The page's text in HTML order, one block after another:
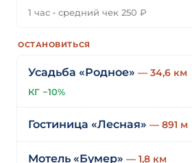
1 час · средний чек 250 ₽
ОСТАНОВИТЬСЯ
Усадьба «Родное» — 34,6 км
КГ −10%
Гостиница «Лесная» — 891 м
Мотель «Бумер» — 1,8 км